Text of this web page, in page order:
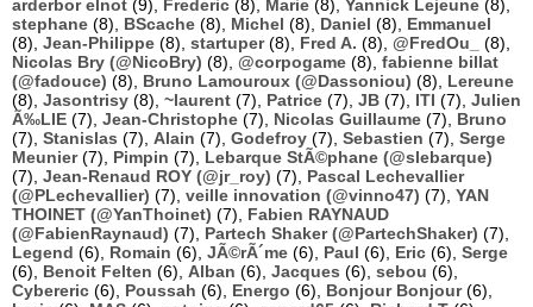
arderbor elnot (9), Frederic (8), Marie (8), Yannick Lejeune (8),
stephane (8), BScache (8), Michel (8), Daniel (8), Emmanuel
(8), Jean-Philippe (8), startuper(8), Fred A. (8), @FredOu_
(8),
Nicolas Bry (@NicoBry) (8), @corpogame (8), fabienne billat
(@fadouce) (8), Bruno Lamouroux (@Dassoniou) (8), Lereune
(8), Jasontrisy (8), ~laurent (7), Patrice (7), JB (7), ITI (7), Julien
Ã‰LIE (7), Jean-Christophe (7), Nicolas Guillaume (7), Bruno
(7), Stanislas (7), Alain (7), Godefroy (7), Sebastien (7), Serge
Meunier(7), Pimpin (7), Lebarque StÃ©phane (@slebarque)
(7), Jean-Renaud ROY (@jr_roy) (7), Pascal Lechevallier
(@PLechevallier) (7), veille innovation (@vinno47) (7), YAN
THOINET (@YanThoinet) (7), Fabien RAYNAUD
(@FabienRaynaud) (7), Partech Shaker (@PartechShaker) (7),
Legend (6), Romain (6), JÃ©rÃ´me (6), Paul (6), Eric (6), Serge
(6), Benoit Felten (6), Alban (6), Jacques (6), sebou (6),
Cybereric (6), Poussah (6), Energo (6), Bonjour Bonjour(6),